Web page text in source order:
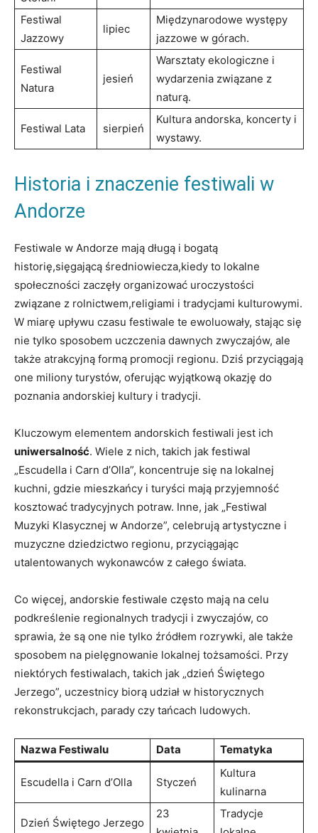
Festiwal
Jazzowy
lipiec
Międzynarodowe ⁤występy
jazzowe ‍w ⁣górach.
Festiwal
Natura
jesień
Warsztaty⁤ ekologiczne ​i
wydarzenia związane z
naturą.
Festiwal Lata sierpień
Kultura andorska, koncerty i
wystawy.
Historia⁢ i znaczenie⁣ festiwali w
Andorze
Festiwale w Andorze ⁣mają długą i bogatą⁢
historię,sięgającą średniowiecza,kiedy to lokalne
‍społeczności zaczęły organizować‍ uroczystości
związane z ⁢rolnictwem,religiami i tradycjami kulturowymi.
W miarę upływu⁣ czasu festiwale‍ te⁢ ewoluowały, stając się
nie tylko sposobem uczczenia dawnych zwyczajów, ​ale
także atrakcyjną formą ​promocji regionu. Dziś przyciągają
one ‌miliony turystów, oferując⁤ wyjątkową okazję do
poznania⁢ andorskiej⁤ kultury‍ i ⁤tradycji.
Kluczowym elementem andorskich ⁢festiwali jest ich
uniwersalność. Wiele z nich, takich jak festiwal
„Escudella ⁤i Carn​ d’Olla”, koncentruje się na lokalnej
kuchni, gdzie mieszkańcy i turyści mają przyjemność
kosztować tradycyjnych ⁣potraw. ‌Inne, jak „Festiwal
Muzyki Klasycznej w Andorze”, celebrują ‍artystyczne⁤ i⁤
muzyczne ‌dziedzictwo ​regionu, ⁢przyciągając
utalentowanych ​wykonawców⁤ z całego świata.
Co więcej, andorskie festiwale często mają na celu‍
podkreślenie ‌regionalnych tradycji⁤ i zwyczajów, co
sprawia,⁣ że są one nie tylko źródłem rozrywki, ale także
‌sposobem na pielęgnowanie ‌lokalnej ‌tożsamości. Przy
niektórych festiwalach, takich ⁣jak „dzień Świętego
Jerzego”, uczestnicy biorą udział w historycznych
rekonstrukcjach, parady czy tańcach ludowych.
Nazwa ‌Festiwalu Data Tematyka
Escudella⁢ i⁣ Carn d’Olla Styczeń
Kultura
kulinarna
Dzień Świętego Jerzego
23
Tradycje